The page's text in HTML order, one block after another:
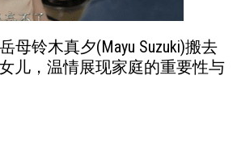
母铃木真夕(Mayu Suzuki)搬去
儿，温情展现家庭的重要性与